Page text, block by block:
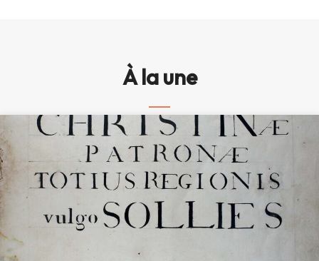
À la une